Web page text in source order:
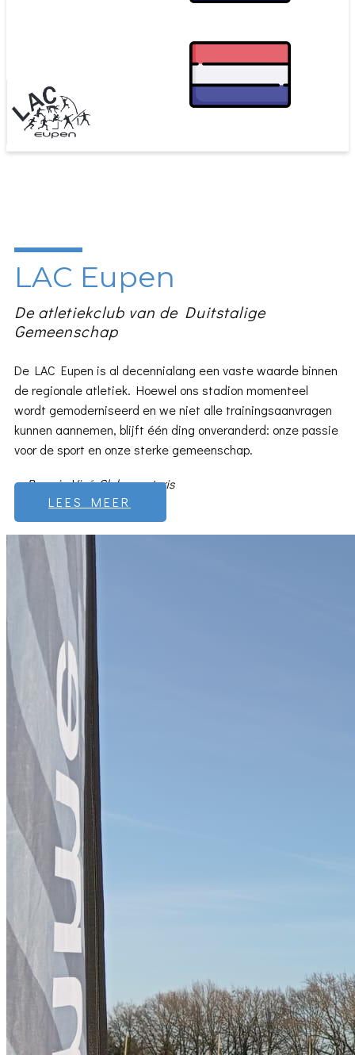
LAC Eupen
De atletiekclub van de Duitstalige
Gemeenschap
De LAC Eupen is al decennialang een vaste waarde binnen
de regionale atletiek. Hoewel ons stadion momenteel
wordt gemoderniseerd en we niet alle trainingsaanvragen
kunnen aannemen, blijft één ding onveranderd: onze passie
voor de sport en onze sterke gemeenschap.
- Romain Visé, ​Clubsecretaris
LEES MEER